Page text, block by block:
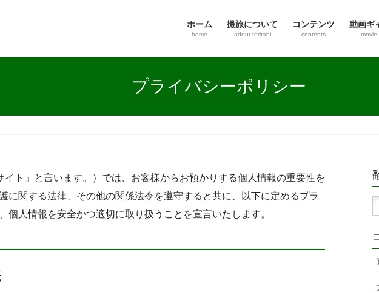
ホーム
home
撮旅について
adout toritabi
コンテンツ
contents
動画ギ
movie
プライバシーポリシー
イト」と言います。）では、お客様からお預かりする個人情報の重要性を
に関する法律、その他の関係法令を遵守すると共に、以下に定めるプラ
個人情報を安全かつ適切に取り扱うことを宣言いたします。